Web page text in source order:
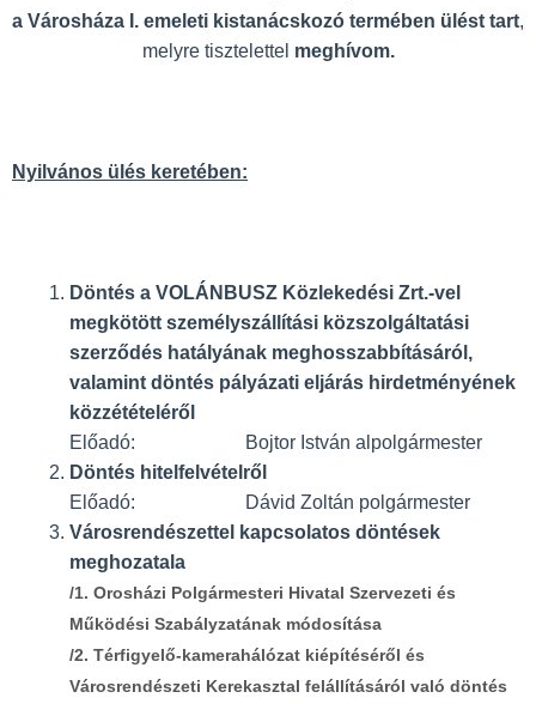
a Városháza I. emeleti kistanácskozó termében ülést tart,
melyre tisztelettel meghívom.
Nyilvános ülés keretében:
Döntés a VOLÁNBUSZ Közlekedési Zrt.-vel
megkötött személyszállítási közszolgáltatási
szerződés hatályának meghosszabbításáról,
valamint döntés pályázati eljárás hirdetményének
közzétételéről
Előadó: Bojtor István alpolgármester
Döntés hitelfelvételről
Előadó: Dávid Zoltán polgármester
Városrendészettel kapcsolatos döntések
meghozatala
/1. Orosházi Polgármesteri Hivatal Szervezeti és
Működési Szabályzatának módosítása
/2. Térfigyelő-kamerahálózat kiépítéséről és
Városrendészeti Kerekasztal felállításáról való döntés